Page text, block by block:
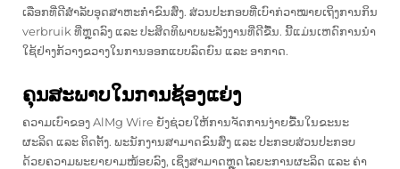
ເລືອກທີ່ດີສຳລັບອຸດສາຫະກຳຂົນສົ່ງ. ສ່ວນປະກອບທີ່ເບົາກ່ວາໝາຍເຖິງການກິນ
verbruik ທີ່ຫຼຸດລົງ ແລະ ປະສິດທິພາບພະລັງງານທີ່ດີຂື້ນ. ນີ້ແມ່ນເຫດົການນຳ
ໃຊ້ຢ່າງກ້ວາງຂວາງໃນການອອກແບບລົດຍົນ ແລະ ອາກາດ.
ຄຸນສະພາບໃນການຊ້ອງແຍ່ງ
ຄວາມເບົາຂອງ AlMg Wire ຍັງຊ່ວຍໃຫ້ການຈັດການງ່າຍຂື້ນໃນຂະນະ
ຜະລິດ ແລະ ຕິດຕັ້ງ. ພະນັກງານສາມາດຂົນສົ່ງ ແລະ ປະກອບສ່ວນປະກອບ
ດ້ວຍຄວາມພະຍາຍາມໜ້ອຍລົງ, ເຊິ່ງສາມາດຫຼຸດໄລຍະການຜະລິດ ແລະ ຄ່າ